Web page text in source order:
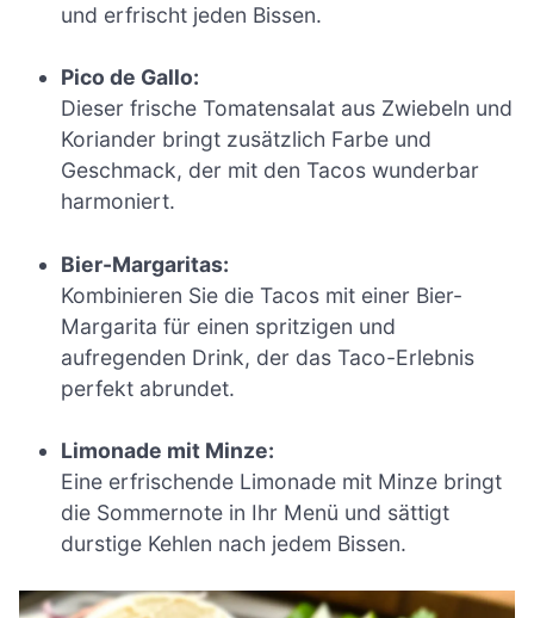
und erfrischt jeden Bissen.
Pico de Gallo:
Dieser frische Tomatensalat aus Zwiebeln und
Koriander bringt zusätzlich Farbe und
Geschmack, der mit den Tacos wunderbar
harmoniert.
Bier-Margaritas:
Kombinieren Sie die Tacos mit einer Bier-
Margarita für einen spritzigen und
aufregenden Drink, der das Taco-Erlebnis
perfekt abrundet.
Limonade mit Minze:
Eine erfrischende Limonade mit Minze bringt
die Sommernote in Ihr Menü und sättigt
durstige Kehlen nach jedem Bissen.